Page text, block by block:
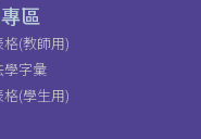
區
格(教師用)
學字彙
格(學生用)